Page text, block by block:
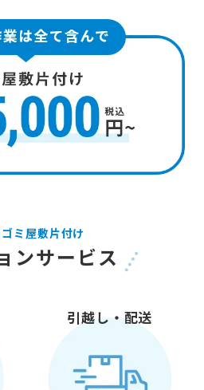
ミ屋敷片付け
ンサービス
引越し・配送